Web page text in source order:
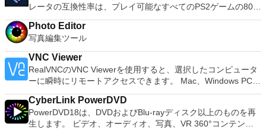
す：Arch Linux、Archbang、BartPE / pebuilder、CentOS、
Damn Small Linux、Fedora、FreeDOS、Gentoo、
gNewSense、Hiren&#39;s Boot CD、LiveXP、Knoppix、
Kubuntu、Linux Mint、NT Password Registry Editor、
OpenSUSE、Parted Magic、Slackware、Tails、Trinity
Rescue Kit、Ubuntu、Ultimate Boot CD、Windows XP（SP2
以降）、Windows Server 2003 R2、Windows Vista、
ん。 サポートされている言語は次のとおりです。インドネシ
ア語、マレーシア語、セシュティナ、ダンスク、ドイツ語、英
語、スペイン語、フランス語、フルバツキー、イタリア語、ラ
French, German, Spanish, Portuguese,Russian and Polish
languages. To switch between languages requires only a
single click! Despite being a free suite, WPS Office comes
with many innovative features, such as the paragraph
adjustment tool and multiple tabbed feature. It also has a PDF
converter, spell check and word count feature. WPS Office
2016 Personal Edition supports switching language UI,File
Roaming and Docer online templates. Key features include:
Writer Efficient word processor. Presentation Multimedia
presentations creator. Spreadsheets Powerful tool for data
processing and analysis. 100% compatible with MS Office
レータの互換性率は、プレイ可能なすべてのPS2ゲームの80％
以上を誇っています。かなり強力なコンピューターを所有して
いる場合、PCSX2は優れたエミュレーターです。また、この
アプリケーションはローエンドコンピューターのサポートも提
供するため、Playstation 2コンソールのすべての所有者は、
PCで動作するゲームを見ることができます。 PCSX2エミュレ
ーターを使用すると、PS2コントローラーを使用して、本物の
プレイステーション体験をシミュレートできます。このアプリ
ケーションでは、ディスクからゲームを直接実行することも、
ハードドライブからISOイメージとして実行することもできま
す。 主な機能は次のとおりです。 Savestates：ボタンを1つ
押すだけで、ゲームの現在の「状態」を保存できます。 無制
Photo Editor
写真編集ツール
VNC Viewer
RealVNCのVNC Viewerを使用すると、選択したコンピュータ
ーに瞬時にリモートアクセスできます。 Mac、Windows PC、
またはLinuxマシン、世界中のどこからでも。 VNC Viewerを
使用すると、コンピューターのデスクトップを表示したり、コ
ンピューターの前に直接座っているかのようにマウスとキーボ
ードを制御したりできます。 VNC Viewerは、インストールと
CyberLink PowerDVD
PowerDVD18は、DVDおよびBlu-rayディスク以上のものを再
生します。 ビデオ、オーディオ、写真、VR 360°コンテン